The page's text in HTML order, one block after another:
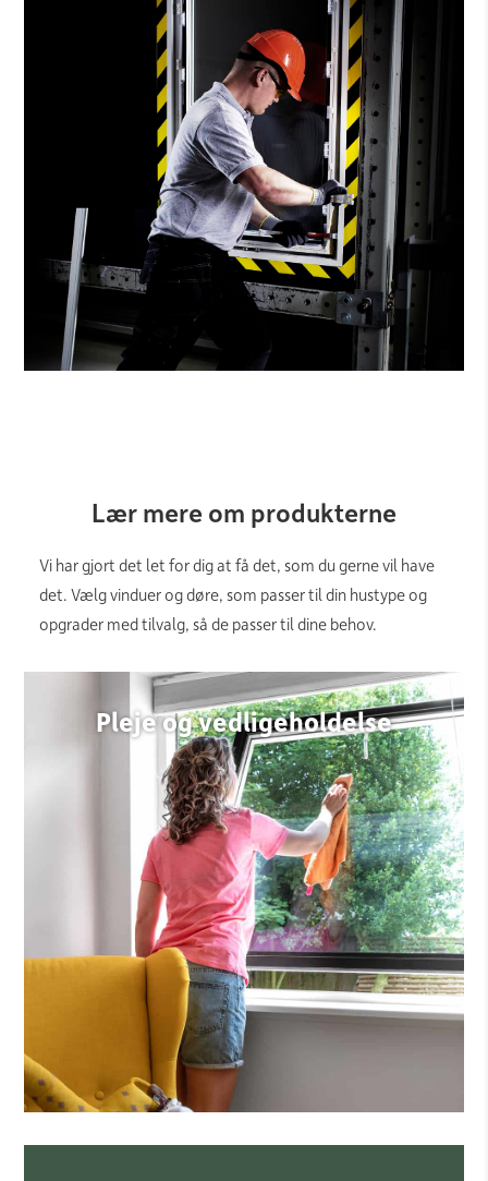
Lær mere om produkterne
​Vi har gjort det let for dig at få det, som du gerne vil have
det. Vælg vinduer og døre, som passer til din hustype og
opgrader med tilvalg, så de passer til dine behov.
Pleje og vedligeholdelse